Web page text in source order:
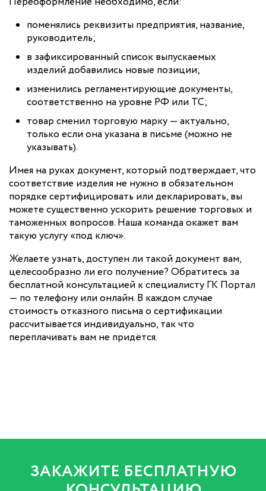
поменялись реквизиты предприятия, название,
руководитель;
в зафиксированный список выпускаемых
изделий добавились новые позиции;
изменились регламентирующие документы,
соответственно на уровне РФ или ТС;
товар сменил торговую марку — актуально,
только если она указана в письме (можно не
указывать).
Имея на руках документ, который подтверждает, что
соответствие изделия не нужно в обязательном
порядке сертифицировать или декларировать, вы
можете существенно ускорить решение торговых и
таможенных вопросов. Наша команда окажет вам
такую услугу «под ключ».
Желаете узнать, доступен ли такой документ вам,
целесообразно ли его получение? Обратитесь за
бесплатной консультацией к специалисту ГК Портал
— по телефону или онлайн. В каждом случае
стоимость отказного письма о сертификации
рассчитывается индивидуально, так что
переплачивать вам не придётся.
ЗАКАЖИТЕ БЕСПЛАТНУЮ